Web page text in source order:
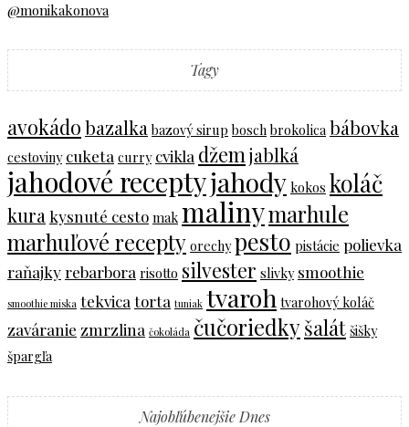
@monikakonova
Tagy
avokádobazalka bazový sirup bosch brokolica bábovka
cestoviny cuketa curry cvikla džem jablká
jahodové receptyjahody kokos koláč
kurakysnuté cesto mak malinymarhule
marhuľové recepty orechy pesto pistácie polievka
raňajkyrebarbora risotto silvester slivky smoothie
smoothie miska tekvica torta tuniak tvaroh tvarohový koláč
zaváranie zmrzlina čokoláda čučoriedkyšalát šišky
špargľa
Najobľúbenejšie Dnes